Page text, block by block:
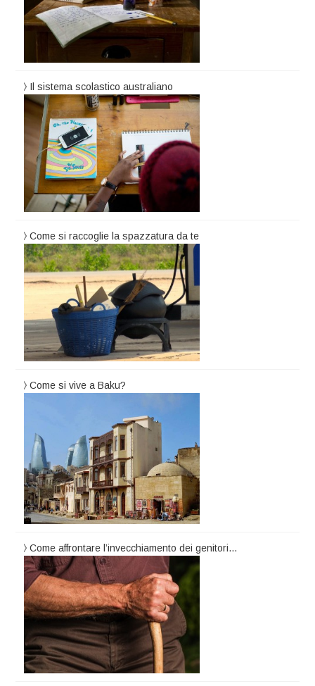
Il sistema scolastico australiano
Come si raccoglie la spazzatura da te
Come si vive a Baku?
Come affrontare l’invecchiamento dei genitori…